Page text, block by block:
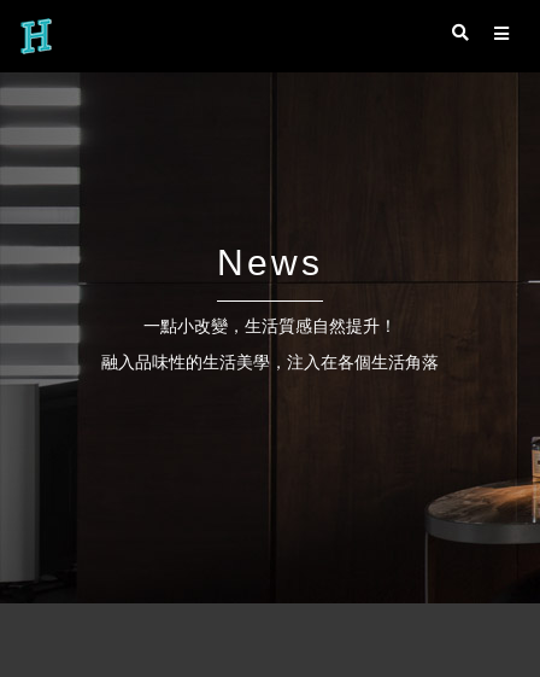
News
一點小改變，生活質感自然提升！
融入品味性的生活美學，注入在各個生活角落